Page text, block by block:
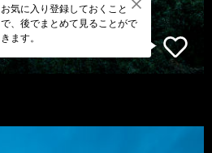
お気に入り登録しておくこと
で、後でまとめて見ることがで
きます。